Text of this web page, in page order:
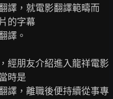
譯，就電影翻譯範疇而
的字幕
譯。
經朋友介紹進入龍祥電影
時是
譯，離職後便持續從事專